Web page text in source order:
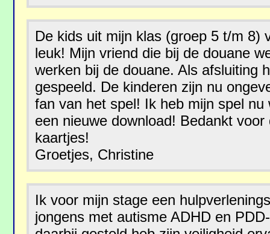
De kids uit mijn klas (groep 5 t/m 8)
leuk! Mijn vriend die bij de douane
werken bij de douane. Als afsluiting
gespeeld. De kinderen zijn nu
fan van het spel! Ik heb mijn spel
een nieuwe download! Bedankt
kaartjes!
Groetjes, Christine
Ik voor mijn stage een
jongens met autisme ADHD en